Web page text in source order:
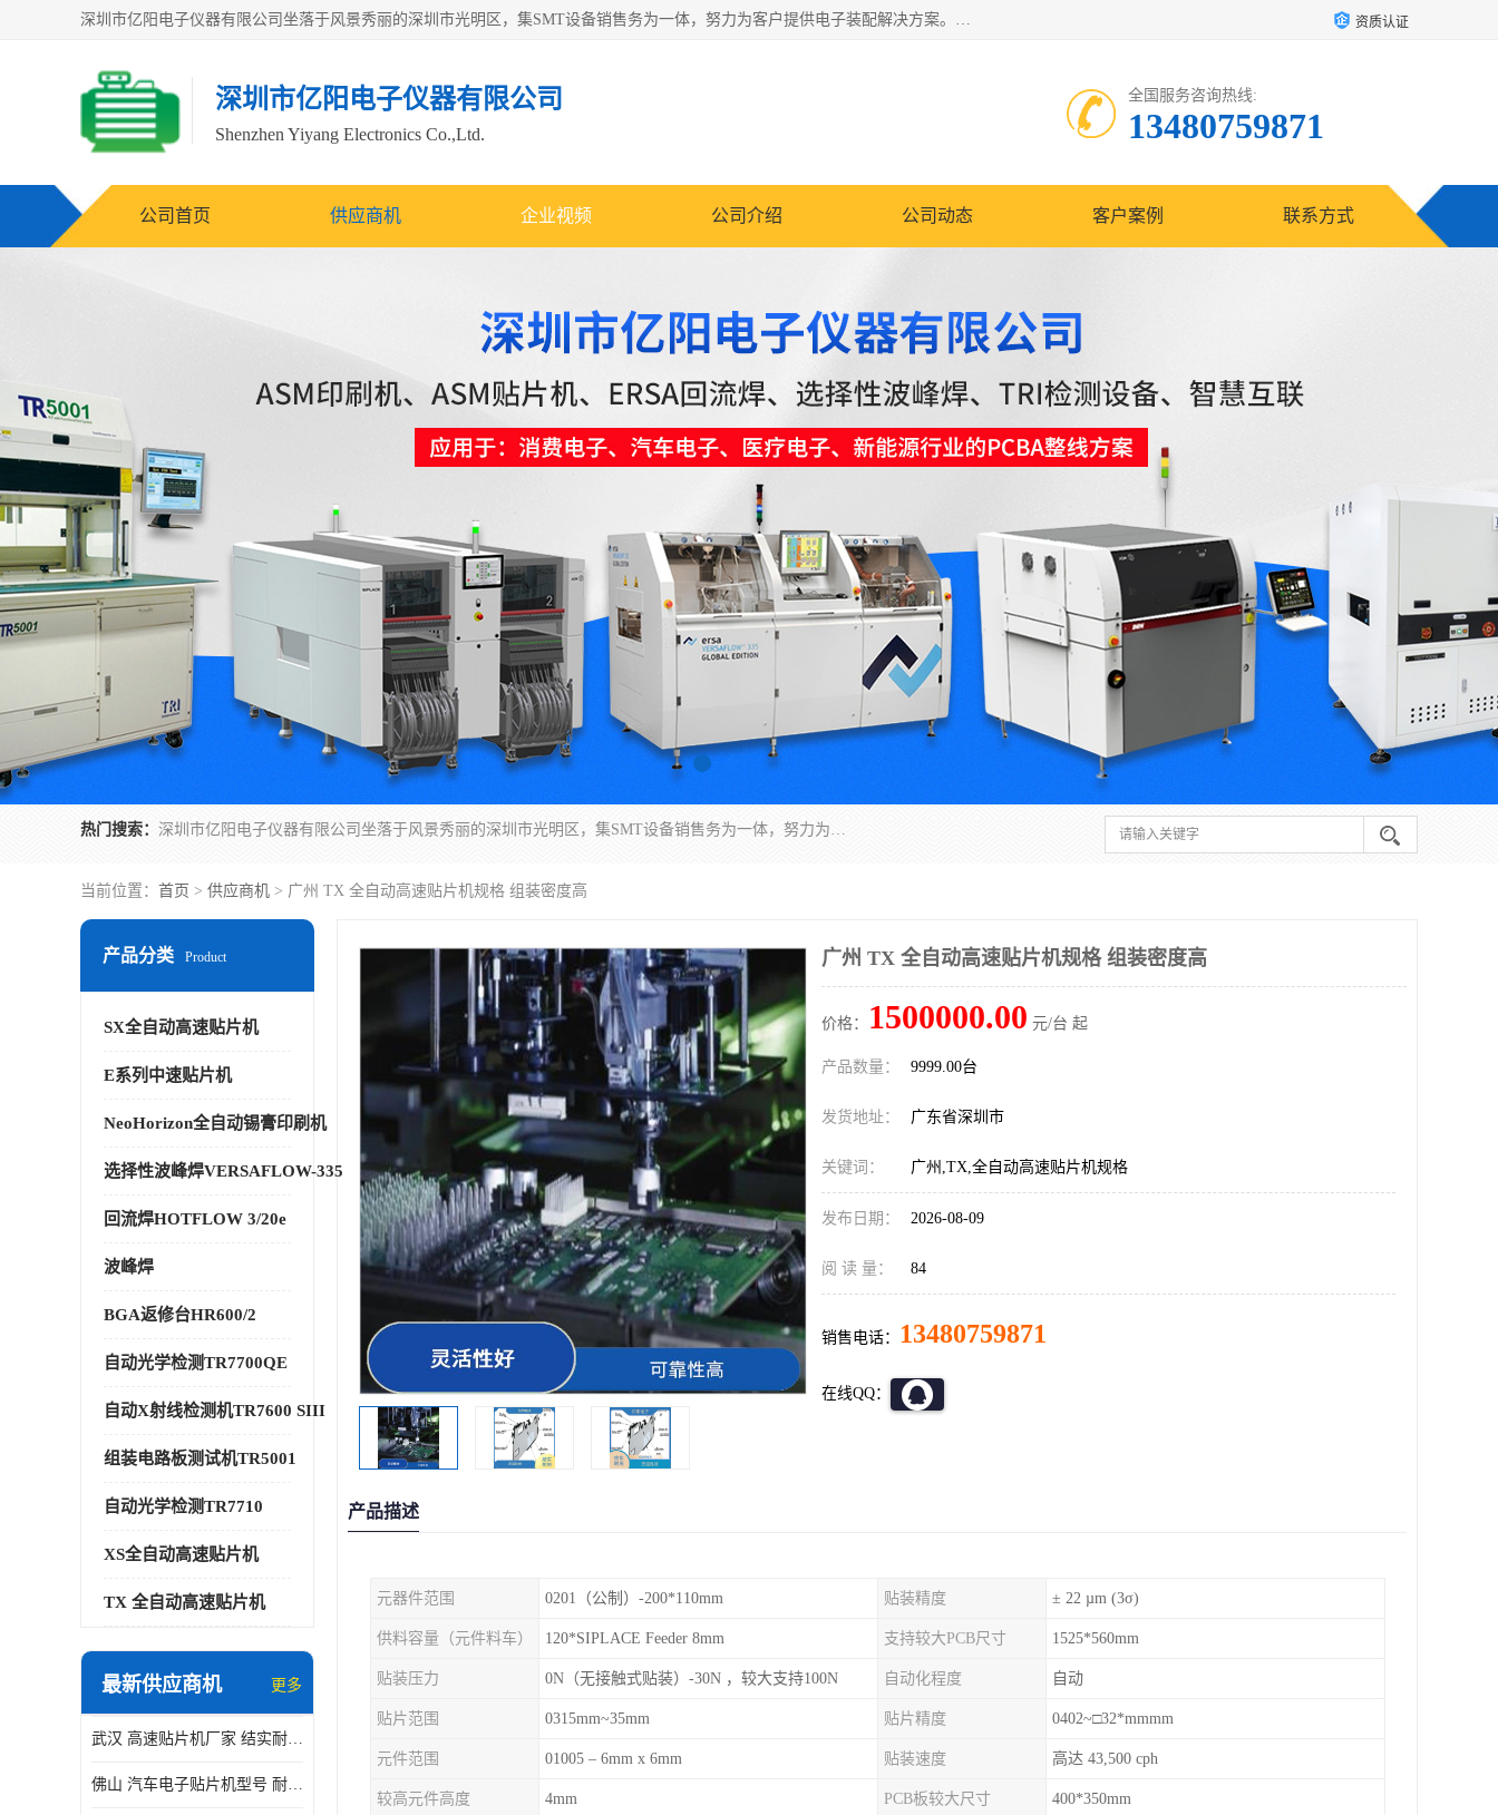
深圳市亿阳电子仪器有限公司坐落于风景秀丽的深圳市光明区，集SMT设备销售务为一体，努力为客户提供电子装配解决方案。与行业**SMT设备厂商：ASM（印刷机，锡膏检查机，贴片机），德国ERSA（爱莎）建立了稳固的代理合作关系，销售的设备一直保持**电子装配行业未来发展方向，能够满足客户各种繁杂产品的生产应用。 资质认证
深圳市亿阳电子仪器有限公司
Shenzhen Yiyang Electronics Co.,Ltd.
全国服务咨询热线:
13480759871
公司首页 供应商机 企业视频 公司介绍 公司动态 客户案例 联系方式
热门搜索： 深圳市亿阳电子仪器有限公司坐落于风景秀丽的深圳市光明区，集SMT设备销售务为一体，努力为客户提供电子装配解决方案。与行业**SMT设备厂商：ASM（印刷机，锡膏检查机，贴片机），德国ERSA（爱莎）建立了稳固的代理合作关系，销售的设备一直保持**电子装配行业未来发展方向，能够满足客户各种繁杂产品的生产应用。
当前位置： 首页 > 供应商机 > 广州 TX 全自动高速贴片机规格 组装密度高
产品分类 Product
SX全自动高速贴片机
E系列中速贴片机
NeoHorizon全自动锡膏印刷机
选择性波峰焊VERSAFLOW-335
回流焊HOTFLOW 3/20e
波峰焊
BGA返修台HR600/2
自动光学检测TR7700QE
自动X射线检测机TR7600 SIII
组装电路板测试机TR5001
自动光学检测TR7710
XS全自动高速贴片机
TX 全自动高速贴片机
最新供应商机 更多
武汉 高速贴片机厂家 结实耐用 贴片效率高
佛山 汽车电子贴片机型号 耐振动 宽容性高
广州 TX 全自动高速贴片机规格 组装密度高
价格： 1500000.00 元/台 起
产品数量： 9999.00台
发货地址： 广东省深圳市
关键词： 广州,TX,全自动高速贴片机规格
发布日期： 2026-08-09
阅 读 量： 84
销售电话： 13480759871
在线QQ：
产品描述
元器件范围 0201（公制）-200*110mm 贴装精度 ± 22 µm (3σ)
供料容量（元件料车） 120*SIPLACE Feeder 8mm 支持较大PCB尺寸 1525*560mm
贴装压力 0N（无接触式贴装）-30N ，较大支持100N 自动化程度 自动
贴片范围 0315mm~35mm 贴片精度 0402~□32*mmmm
元件范围 01005 – 6mm x 6mm 贴装速度 高达 43,500 cph
较高元件高度 4mm PCB板较大尺寸 400*350mm